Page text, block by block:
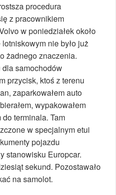
procedura
z pracownikiem
w poniedziałek około
nie było już
żadnego znaczenia.
dla samochodów
przycisk, ktoś z terenu
zaparkowałem auto
wypakowałem
terminala. Tam
w specjalnym etui
pojazdu
stanowisku Europcar.
sekund. Pozostawało
na samolot.